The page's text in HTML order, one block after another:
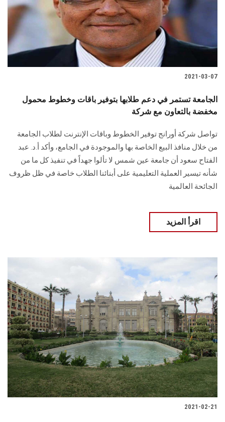
2021-03-07
الجامعة تستمر في دعم طلابها بتوفير باقات وخطوط محمول
مخفضة بالتعاون مع شركة
تواصل شركة أورانج توفير الخطوط وباقات الإنترنت لطلاب الجامعة
من خلال منافذ البيع الخاصة بها والموجودة في الجامع، وأكد أ.د. عبد
الفتاح سعود أن جامعة عين شمس لا تألوا جهداً في تنفيذ كل ما من
شأنه تيسير العملية التعليمية على أبنائنا الطلاب خاصة في ظل ظروف
الجائحة العالمية
اقرأ المزيد
2021-02-21